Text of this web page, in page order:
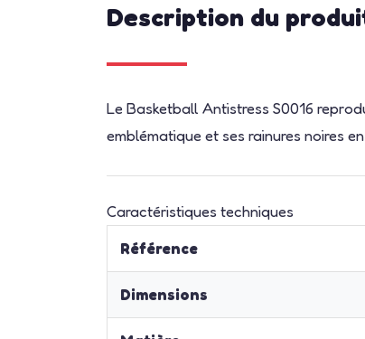
Description du
Le Basketball Antistress S0016
emblématique et ses rainures noires
Caractéristiques techniques
Référence
Dimensions